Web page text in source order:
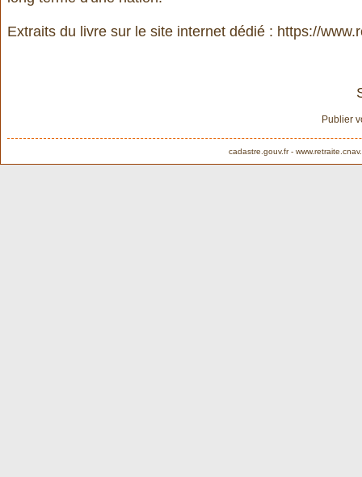
Extraits du livre sur le site internet dédié : https://
Publier
cadastre.gouv.fr-